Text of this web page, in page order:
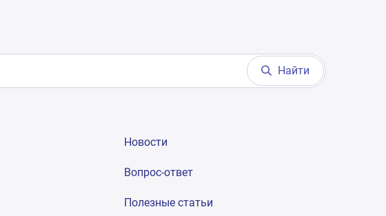
Найти
Новости
Вопрос-ответ
Полезные статьи